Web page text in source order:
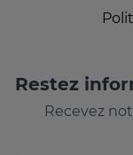
Restez
Recevez